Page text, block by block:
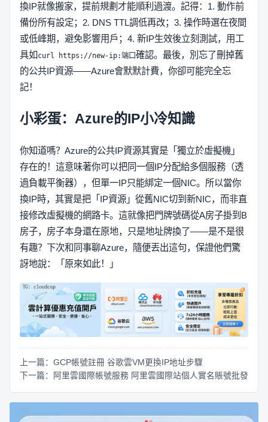
換IP就像搬家，提前規劃才能順利過渡。記得：1. 動作前
備份所有設定；2. DNS TTL調低再改；3. 操作時選在夜間
或低峰期，避免影響用戶；4. 新IP生效後立刻測試，用工
具如 curl https://new-ip:端口確認。最後，別忘了刪掉舊
的公共IP資源——Azure會默默計費，你卻可能完全忘
記！
小彩蛋：Azure的IP小冷知識
你知道嗎？Azure的公共IP資源其實是「獨立於虛擬機」
存在的！這意味著你可以把同一個IP分配給多個服務（透
過負載平衡器），但單一IP只能綁定一個NIC。所以當你
換IP時，其實是把「IP資源」從舊NIC切到新NIC，而非直
接修改虛擬機的網路卡。這就像把門牌號碼從A房子掛到B
房子，房子本身還在原地，只是地址牌換了——是不是很
有趣？下次和同事聊Azure，隨便丟出這句，保證他們驚
訝地說：「原來如此！」
上一篇：GCP帳號註冊 谷歌雲VM更換IP地址步驟
下一篇：阿里雲國際帳號服務 阿里雲國際站個人實名賬號批發